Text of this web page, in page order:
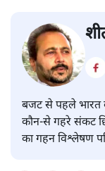
बजट से पहले भारत
कौन-से गहरे संकट
का गहन विश्लेषण